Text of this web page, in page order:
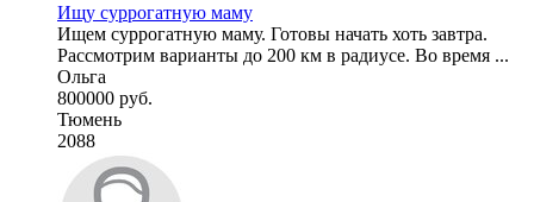
Ищу суррогатную маму
Ищем суррогатную маму. Готовы начать хоть завтра.
Рассмотрим варианты до 200 км в радиусе. Во время ...
Ольга
800000 руб.
Тюмень
2088